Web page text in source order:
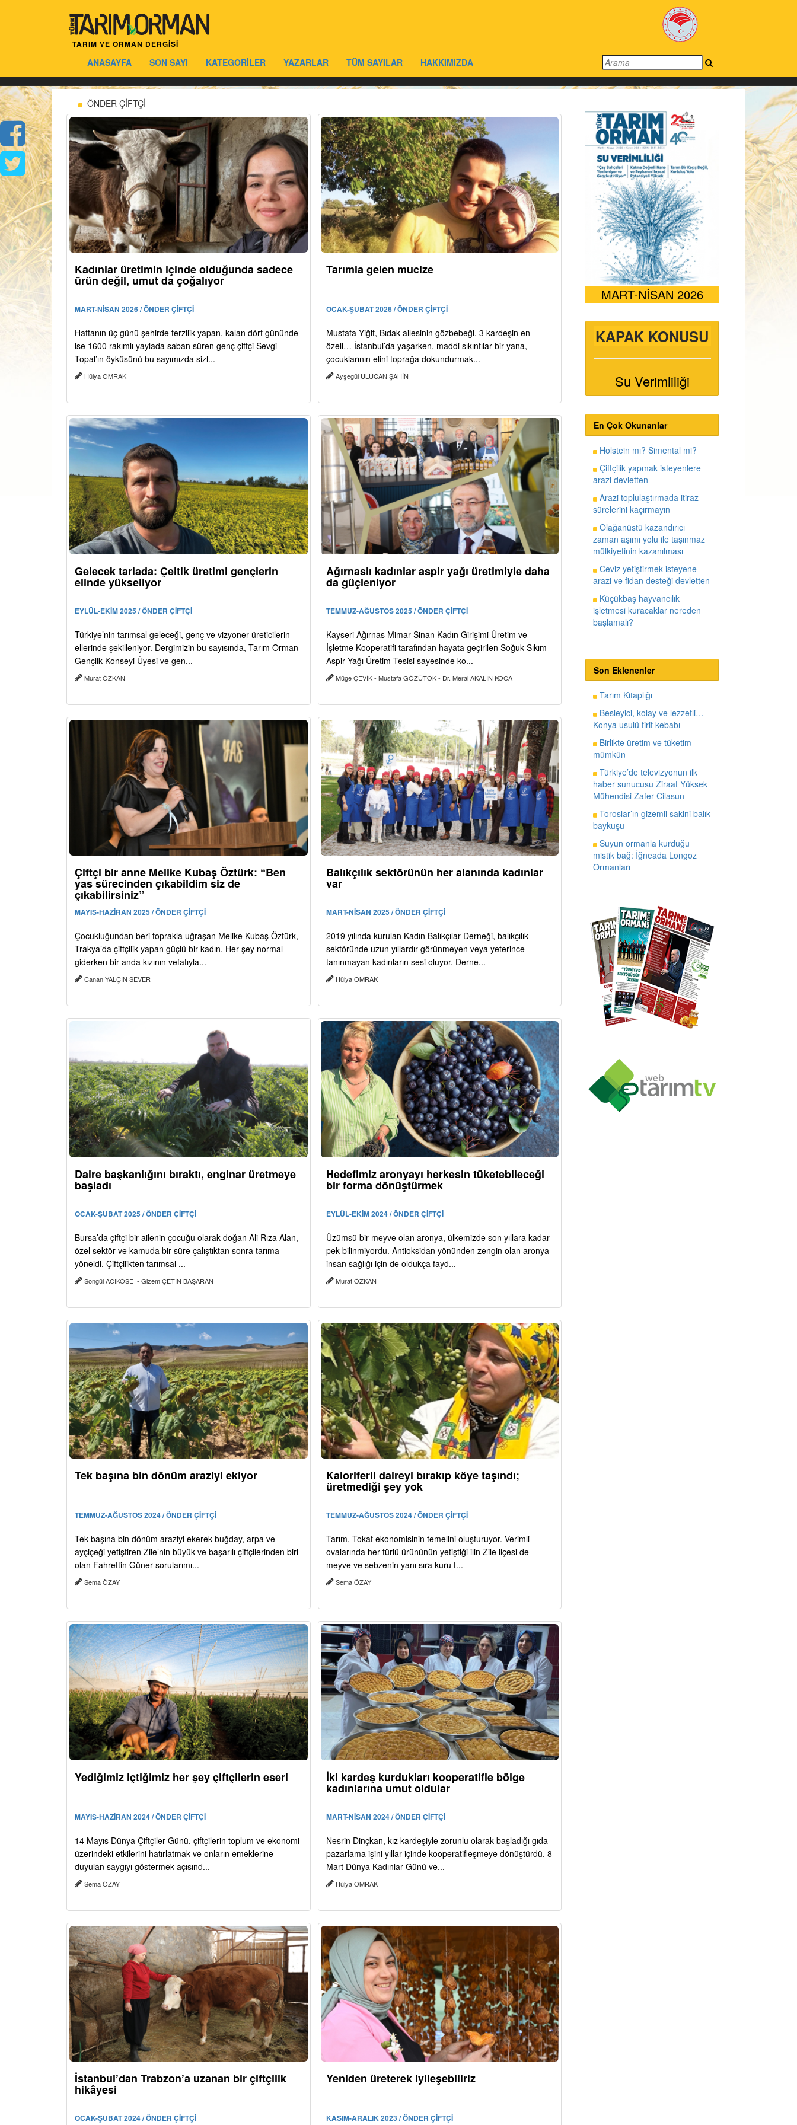
TARIM VE ORMAN DERGİSİ
ANASAYFA SON SAYI KATEGORİLER YAZARLAR TÜM SAYILAR HAKKIMIZDA
ÖNDER ÇİFTÇİ
Kadınlar üretimin içinde olduğunda sadece
ürün değil, umut da çoğalıyor
MART-NİSAN 2026 / ÖNDER ÇİFTÇİ
Haftanın üç günü şehirde terzilik yapan, kalan dört gününde
ise 1600 rakımlı yaylada saban süren genç çiftçi Sevgi
Topal’ın öyküsünü bu sayımızda sizl...
Hülya OMRAK
Tarımla gelen mucize
OCAK-ŞUBAT 2026 / ÖNDER ÇİFTÇİ
Mustafa Yiğit, Bıdak ailesinin gözbebeği. 3 kardeşin en
özeli… İstanbul’da yaşarken, maddi sıkıntılar bir yana,
çocuklarının elini toprağa dokundurmak...
Ayşegül ULUCAN ŞAHİN
Gelecek tarlada: Çeltik üretimi gençlerin
elinde yükseliyor
EYLÜL-EKİM 2025 / ÖNDER ÇİFTÇİ
Türkiye’nin tarımsal geleceği, genç ve vizyoner üreticilerin
ellerinde şekilleniyor. Dergimizin bu sayısında, Tarım Orman
Gençlik Konseyi Üyesi ve gen...
Murat ÖZKAN
Ağırnaslı kadınlar aspir yağı üretimiyle daha
da güçleniyor
TEMMUZ-AĞUSTOS 2025 / ÖNDER ÇİFTÇİ
Kayseri Ağırnas Mimar Sinan Kadın Girişimi Üretim ve
İşletme Kooperatifi tarafından hayata geçirilen Soğuk Sıkım
Aspir Yağı Üretim Tesisi sayesinde ko...
Müge ÇEVİK - Mustafa GÖZÜTOK - Dr. Meral AKALIN KOCA
Çiftçi bir anne Melike Kubaş Öztürk: “Ben
yas sürecinden çıkabildim siz de
çıkabilirsiniz”
MAYIS-HAZİRAN 2025 / ÖNDER ÇİFTÇİ
Çocukluğundan beri toprakla uğraşan Melike Kubaş Öztürk,
Trakya’da çiftçilik yapan güçlü bir kadın. Her şey normal
giderken bir anda kızının vefatıyla...
Canan YALÇIN SEVER
Balıkçılık sektörünün her alanında kadınlar
var
MART-NİSAN 2025 / ÖNDER ÇİFTÇİ
2019 yılında kurulan Kadın Balıkçılar Derneği, balıkçılık
sektöründe uzun yıllardır görünmeyen veya yeterince
tanınmayan kadınların sesi oluyor. Derne...
Hülya OMRAK
Daire başkanlığını bıraktı, enginar üretmeye
başladı
OCAK-ŞUBAT 2025 / ÖNDER ÇİFTÇİ
Bursa’da çiftçi bir ailenin çocuğu olarak doğan Ali Rıza Alan,
özel sektör ve kamuda bir süre çalıştıktan sonra tarıma
yöneldi. Çiftçilikten tarımsal ...
Songül ACIKÖSE - Gizem ÇETİN BAŞARAN
Hedefimiz aronyayı herkesin tüketebileceği
bir forma dönüştürmek
EYLÜL-EKİM 2024 / ÖNDER ÇİFTÇİ
Üzümsü bir meyve olan aronya, ülkemizde son yıllara kadar
pek bilinmiyordu. Antioksidan yönünden zengin olan aronya
insan sağlığı için de oldukça fayd...
Murat ÖZKAN
Tek başına bin dönüm araziyi ekiyor
TEMMUZ-AĞUSTOS 2024 / ÖNDER ÇİFTÇİ
Tek başına bin dönüm araziyi ekerek buğday, arpa ve
ayçiçeği yetiştiren Zile’nin büyük ve başarılı çiftçilerinden biri
olan Fahrettin Güner sorularımı...
Sema ÖZAY
Kaloriferli daireyi bırakıp köye taşındı;
üretmediği şey yok
TEMMUZ-AĞUSTOS 2024 / ÖNDER ÇİFTÇİ
Tarım, Tokat ekonomisinin temelini oluşturuyor. Verimli
ovalarında her türlü ürününün yetiştiği ilin Zile ilçesi de
meyve ve sebzenin yanı sıra kuru t...
Sema ÖZAY
Yediğimiz içtiğimiz her şey çiftçilerin eseri
MAYIS-HAZİRAN 2024 / ÖNDER ÇİFTÇİ
14 Mayıs Dünya Çiftçiler Günü, çiftçilerin toplum ve ekonomi
üzerindeki etkilerini hatırlatmak ve onların emeklerine
duyulan saygıyı göstermek açısınd...
Sema ÖZAY
İki kardeş kurdukları kooperatifle bölge
kadınlarına umut oldular
MART-NİSAN 2024 / ÖNDER ÇİFTÇİ
Nesrin Dinçkan, kız kardeşiyle zorunlu olarak başladığı gıda
pazarlama işini yıllar içinde kooperatifleşmeye dönüştürdü. 8
Mart Dünya Kadınlar Günü ve...
Hülya OMRAK
İstanbul’dan Trabzon’a uzanan bir çiftçilik
hikâyesi
OCAK-ŞUBAT 2024 / ÖNDER ÇİFTÇİ
Yeniden üreterek iyileşebiliriz
KASIM-ARALIK 2023 / ÖNDER ÇİFTÇİ
MART-NİSAN 2026
KAPAK KONUSU
Su Verimliliği
En Çok Okunanlar
Holstein mı? Simental mi?
Çiftçilik yapmak isteyenlere
arazi devletten
Arazi toplulaştırmada itiraz
sürelerini kaçırmayın
Olağanüstü kazandırıcı
zaman aşımı yolu ile taşınmaz
mülkiyetinin kazanılması
Ceviz yetiştirmek isteyene
arazi ve fidan desteği devletten
Küçükbaş hayvancılık
işletmesi kuracaklar nereden
başlamalı?
Son Eklenenler
Tarım Kitaplığı
Besleyici, kolay ve lezzetli…
Konya usulü tirit kebabı
Birlikte üretim ve tüketim
mümkün
Türkiye’de televizyonun ilk
haber sunucusu Ziraat Yüksek
Mühendisi Zafer Cilasun
Toroslar’ın gizemli sakini balık
baykuşu
Suyun ormanla kurduğu
mistik bağ: İğneada Longoz
Ormanları